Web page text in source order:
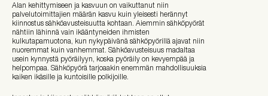
Alan kehittymiseen ja kasvuun on vaikuttanut niin
palvelutoimittajien määrän kasvu kuin yleisesti herännyt
kiinnostus sähköavusteisuutta kohtaan. Aiemmin sähköpyörät
nähtiin lähinnä vain ikääntyneiden ihmisten
kulkutapamuotona, kun nykypäivänä sähköpyörillä ajavat niin
nuoremmat kuin vanhemmat. Sähköavusteisuus madaltaa
usein kynnystä pyöräilyyn, koska pyöräily on kevyempää ja
helpompaa. Sähköpyörä tarjoaakin enemmän mahdollisuuksia
kaiken ikäsille ja kuntoisille polkijoille.